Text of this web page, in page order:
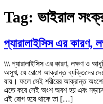
Tag: ভাইরাল
প্যারালাইসিস এর কারণ,
\\\ প্যারালাইসিস এর কারণ, লক্ষণ ও
অসুখ, যে রোগে আক্রান্ত ব্যক্তিদের
যায়। ফলে সেই শরীরের আক্রান্ত
এতে করে সেই অংশ অবশ হয় এবং
এই রোগ হয়ে থাকে তা […]